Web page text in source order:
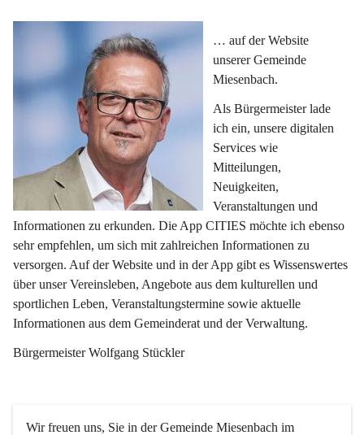
… auf der Website
unserer Gemeinde
Miesenbach.
Als Bürgermeister lade
ich ein, unsere digitalen
Services wie
Mitteilungen,
Neuigkeiten,
Veranstaltungen und
Informationen zu erkunden. Die App CITIES möchte ich ebenso
sehr empfehlen, um sich mit zahlreichen Informationen zu
versorgen. Auf der Website und in der App gibt es Wissenswertes
über unser Vereinsleben, Angebote aus dem kulturellen und
sportlichen Leben, Veranstaltungstermine sowie aktuelle
Informationen aus dem Gemeinderat und der Verwaltung.
Bürgermeister Wolfgang Stückler
Wir freuen uns, Sie in der Gemeinde Miesenbach im